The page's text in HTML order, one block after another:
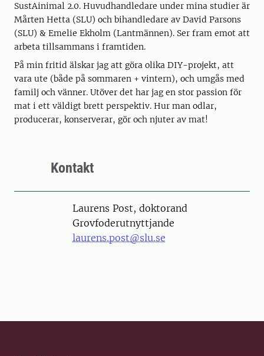
SustAinimal 2.0. Huvudhandledare under mina studier är
Mårten Hetta (SLU) och bihandledare av David Parsons
(SLU) & Emelie Ekholm (Lantmännen). Ser fram emot att
arbeta tillsammans i framtiden.
På min fritid älskar jag att göra olika DIY-projekt, att
vara ute (både på sommaren + vintern), och umgås med
familj och vänner. Utöver det har jag en stor passion för
mat i ett väldigt brett perspektiv. Hur man odlar,
producerar, konserverar, gör och njuter av mat!
Kontakt
PersonLaurens Post, doktorand
Grovfoderutnyttjande
laurens.post@slu.se